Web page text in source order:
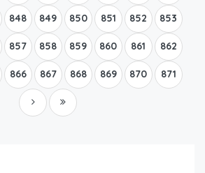
848 849 850 851 852 853
857 858 859 860 861 862
866 867 868 869 870 871